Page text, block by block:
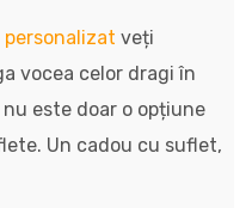
veți
vocea celor dragi în
este doar o opțiune
Un cadou cu suflet,